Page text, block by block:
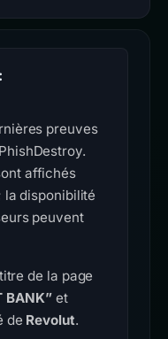
preuves
affichés
la disponibilité
peuvent
de la page
BANK”et
de Revolut.